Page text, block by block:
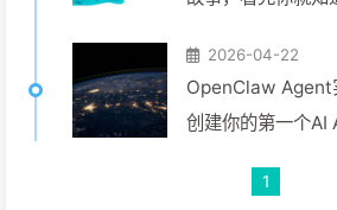
2026-04-22
OpenClaw Agent
创建你的第一个AI
1